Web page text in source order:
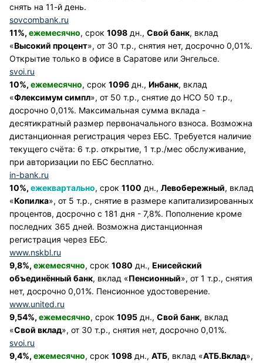
снять на 11-й день.
sovcombank.ru
11%, ежемесячно, срок 1098 дн., Свой банк, вклад
«Высокий процент», от 30 т.р., снятия нет, досрочно 0,01%.
Открытие только в офисе в Саратове или Энгельсе.
svoi.ru
10%, ежемесячно, срок 1096 дн., Инбанк, вклад
«Флексимум симпл», от 50 т.р., снятие до НСО 50 т.р.,
досрочно 0,01%. Максимальная сумма вклада -
десятикратный размер первоначального взноса. Возможна
дистанционная регистрация через ЕБС. Требуется наличие
текущего счёта: 6 т.р. открытие, 1 т.р./мес обслуживание,
при авторизации по ЕБС бесплатно.
in-bank.ru
10%, ежеквартально, срок 1100 дн., Левобережный, вклад
«Копилка», от 5 т.р., снятие в размере капитализированных
процентов, досрочно с 181 дня - 7,8%. Пополнение кроме
последних 365 дней. Возможна дистанционная
регистрация через ЕБС.
www.nskbl.ru
9,8%, ежемесячно, срок 1080 дн., Енисейский
объединённый банк, вклад «Пенсионный», от 1 т.р., снятия
нет, досрочно 0,01%. Пенсионное удостоверение.
www.united.ru
9,54%, ежемесячно, срок 1095 дн., Свой банк, вклад
«Свой вклад», от 30 т.р., снятия нет, досрочно 0,01%.
svoi.ru
9,4%, ежемесячно, срок 1098 дн., АТБ, вклад «АТБ.Вклад»,